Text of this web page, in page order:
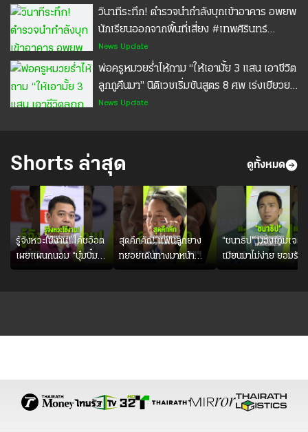
แคร์ชัวร์ #ประกันอุบัติเหตุ #ประกันมะเร็ง
วินาทีระทึก! ตำรวจนำกำลังบุกเข้าอาคาร อพยพ
นักเรียนออกจากพื้นที่เสี่ยง #เทพศิรินทร์
นนทบุรี #ไทยรัฐแคร์ชัวร์ #ประกันอุบัติเหตุ
#ประกันมะเร็ง
News Update
พ่อครูหมวยร่ำไห้ถาม “ให้เอามั้ย 3 แสน เอาชีวิต
ลูกกูคืนมา” นิติเวชเริ่มชันสูตร 8 ศพ เร่งเยียวยา
ครอบครัว #ครูหมวย #เทพศิรินทร์นนทบุรี
News Update
Shorts ล่าสุด ดูทั้งหมด
รู้จังหวะใช้งาน! โค้ชอ๊อต
เผยแผนถนอม “บุ๋มบิ๋ม”
เพื่อรักษาร่างกายให้
สุดคึกคัก! แฟนลูกยาง
ทยอยเดินทางมาหน้า
สนามกีฬาสมโภชฯ กัน
“ชนาธิป” มองเกมเจอ
เมียนมาไม่ง่าย ยอมรับ
เป็นงานยากสำหรับทีม